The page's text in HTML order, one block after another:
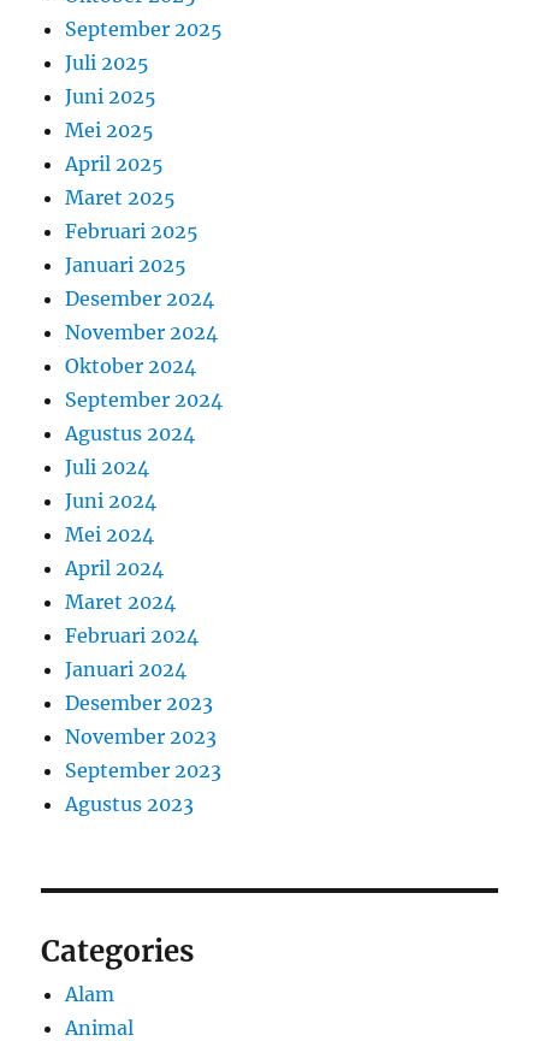
September 2025
Juli 2025
Juni 2025
Mei 2025
April 2025
Maret 2025
Februari 2025
Januari 2025
Desember 2024
November 2024
Oktober 2024
September 2024
Agustus 2024
Juli 2024
Juni 2024
Mei 2024
April 2024
Maret 2024
Februari 2024
Januari 2024
Desember 2023
November 2023
September 2023
Agustus 2023
Categories
Alam
Animal